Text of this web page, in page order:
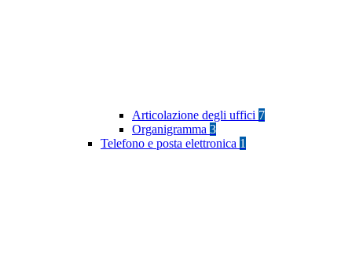
Articolazione degli uffici 7
Organigramma 3
Telefono e posta elettronica 1